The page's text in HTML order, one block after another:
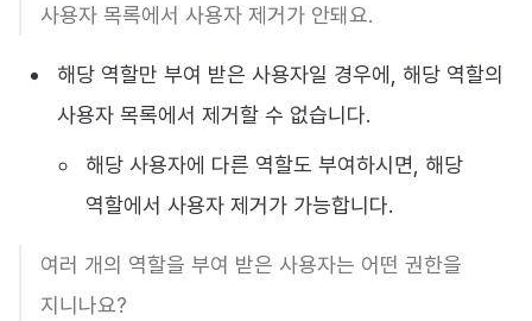
사용자 목록에서 사용자 제거가 안돼요.
해당 역할만 부여 받은 사용자일 경우에, 해당 역할의
사용자 목록에서 제거할 수 없습니다.
해당 사용자에 다른 역할도 부여하시면, 해당
역할에서 사용자 제거가 가능합니다.
여러 개의 역할을 부여 받은 사용자는 어떤 권한을
지니나요?